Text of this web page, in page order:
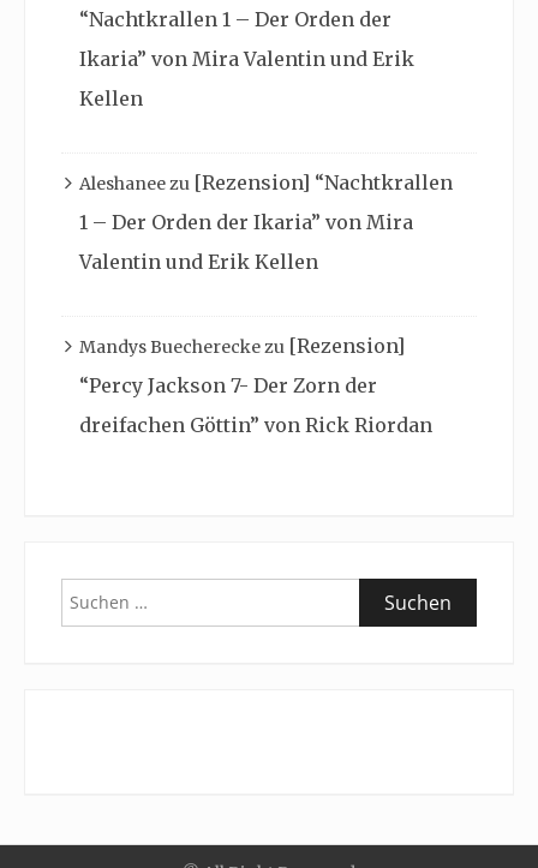
“Nachtkrallen 1 – Der Orden der
Ikaria” von Mira Valentin und Erik
Kellen
Aleshaneezu [Rezension] “Nachtkrallen
1 – Der Orden der Ikaria” von Mira
Valentin und Erik Kellen
Mandys Buechereckezu [Rezension]
“Percy Jackson 7- Der Zorn der
dreifachen Göttin” von Rick Riordan
Suchen
nach: